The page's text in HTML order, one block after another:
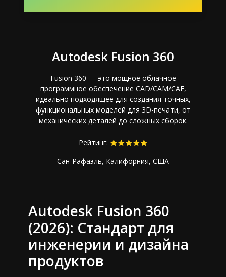
Autodesk Fusion 360
Fusion 360 — это мощное облачное
программное обеспечение CAD/CAM/CAE,
идеально подходящее для создания точных,
функциональных моделей для 3D-печати, от
механических деталей до сложных сборок.
Рейтинг:
Сан-Рафаэль, Калифорния, США
Autodesk Fusion 360
(2026): Стандарт для
инженерии и дизайна
продуктов